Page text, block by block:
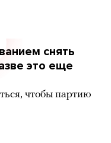
снять
это еще
чтобы партию